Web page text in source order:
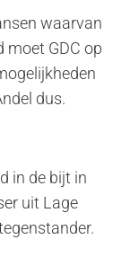
waarvan
moet GDC op
dus.
in de bijt in
uit Lage